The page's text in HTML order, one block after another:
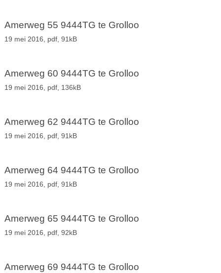
Amerweg 55 9444TG te Grolloo
19 mei 2016, pdf, 91kB
Amerweg 60 9444TG te Grolloo
19 mei 2016, pdf, 136kB
Amerweg 62 9444TG te Grolloo
19 mei 2016, pdf, 91kB
Amerweg 64 9444TG te Grolloo
19 mei 2016, pdf, 91kB
Amerweg 65 9444TG te Grolloo
19 mei 2016, pdf, 92kB
Amerweg 69 9444TG te Grolloo